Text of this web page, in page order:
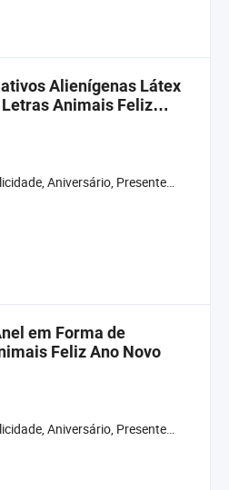
Alienígenas Látex
Animais Feliz
Casamento, Natal, Ano Novo, Chuveiro de Bebê, Carnaval, Aniversário
em Forma de
Feliz Ano Novo
Casamento, Natal, Ano Novo, Chuveiro de Bebê, Carnaval, Aniversário